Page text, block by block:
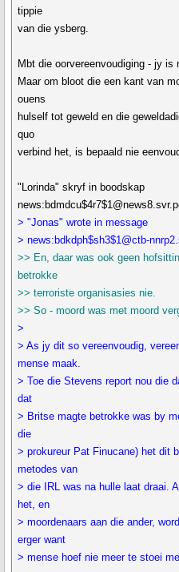
tippie
van die ysberg.
Mbt die oorvereenvoudiging - jy is
Maar om bloot die een kant van
ouens
hulself tot geweld en die
quo
verbind het, is bepaald nie
"Lorinda" skryf in boodskap
> "Jonas" wrote in message
> news:bdkdph$sh3$1@ctb-
>> En, daar was ook geen
betrokke
>> terroriste organisasies nie.
>> So - moord was met moord
>
> As jy dit so vereenvoudig,
mense maak.
> Toe die Stevens report nou die
dat
> Britse magte betrokke was by
die
> prokureur Pat Finucane) het dit
metodes van
> die IRL was na hulle laat draai.
het, en
> moordenaars aan die ander,
erger want
> mense hoef nie meer te stoei